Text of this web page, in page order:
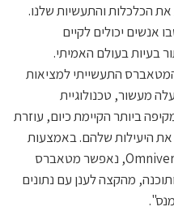
הכלכלות והתעשיות שלנו.
אנשים יכולים לקיים
בעיות בעולם האמיתי.
התעשייתי למציאות
מעשור, טכנולוגיית
ביותר הקיימת כיום, עוזרת
את היעילות שלהם. באמצעות
החיבור בין סימנס Xcelerator ל-Omniverse, נאפשר מטאברס
מהקצה לענן עם נתונים